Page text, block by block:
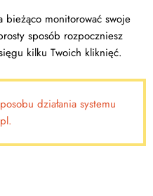
bieżąco monitorować swoje
sposób rozpoczniesz
kilku Twoich kliknięć.
działania systemu